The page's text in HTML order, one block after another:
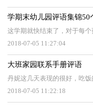
学期末幼儿园评语集锦50
这学期就快结束了，对于每
2018-07-05 11:27:04
大班家园联系手册评语
丹妮这几天表现的很好，吃
2018-07-05 11:22:18